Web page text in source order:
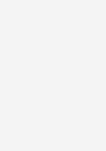
象須瞭解之
種工程改善
影響製程的